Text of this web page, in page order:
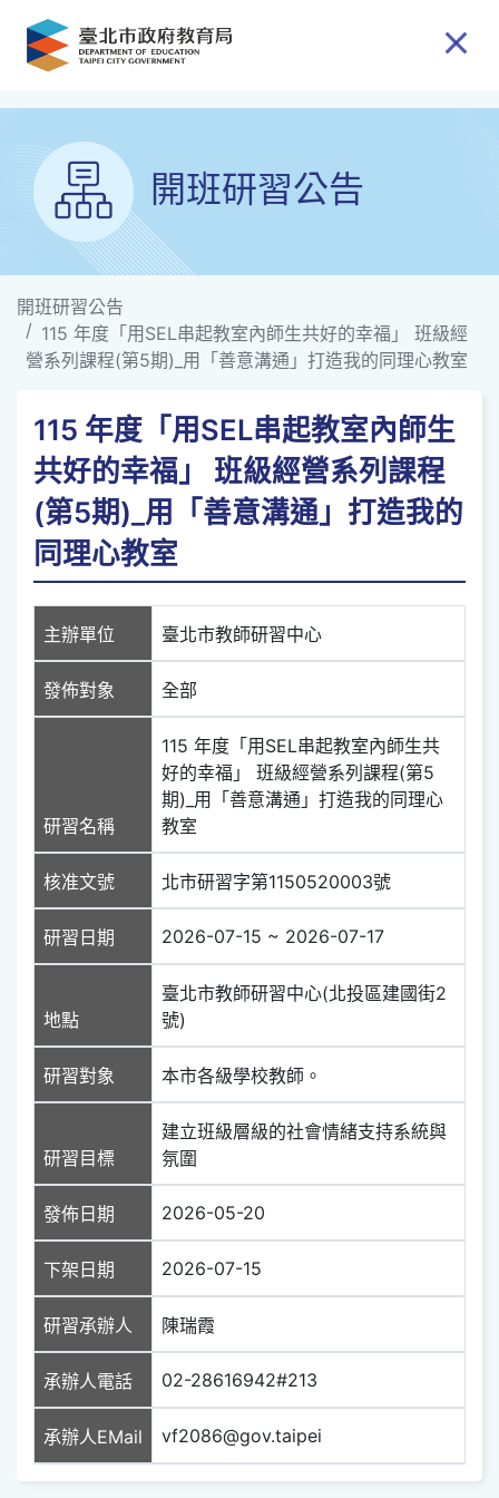
跳到主要內容
開班研習公告
開班研習公告
115 年度「用SEL串起教室內師生共好的幸福」 班級經
營系列課程(第5期)_用「善意溝通」打造我的同理心教室
115 年度「用SEL串起教室內師生
共好的幸福」 班級經營系列課程
(第5期)_用「善意溝通」打造我的
同理心教室
主辦單位 臺北市教師研習中心
發佈對象 全部
研習名稱
115 年度「用SEL串起教室內師生共
好的幸福」 班級經營系列課程(第5
期)_用「善意溝通」打造我的同理心
教室
核准文號 北市研習字第1150520003號
研習日期 2026-07-15 ~ 2026-07-17
地點
臺北市教師研習中心(北投區建國街2
號)
研習對象 本市各級學校教師。
研習目標
建立班級層級的社會情緒支持系統與
氛圍
發佈日期 2026-05-20
下架日期 2026-07-15
研習承辦人 陳瑞霞
承辦人電話 02-28616942#213
承辦人EMail vf2086@gov.taipei